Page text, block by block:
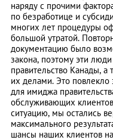
наряду с прочими
по безработице и
многих лет процедуры
большой утратой.
документацию было
закона, поэтому эти
правительство Канады,
их делами. Это повлекло
для имиджа
обслуживающих
ситуацию, мы остались
максимального
шансы наших клиентов